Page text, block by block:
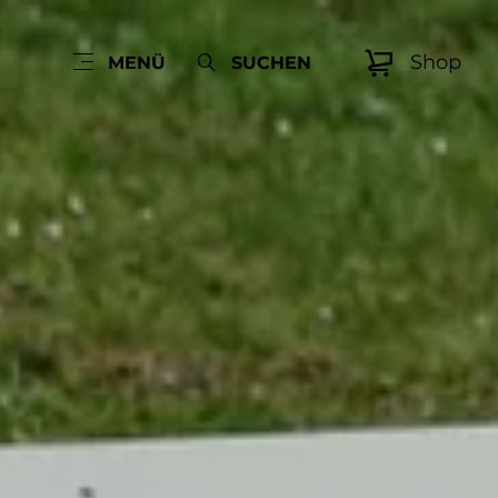
MENÜ SUCHEN Shop